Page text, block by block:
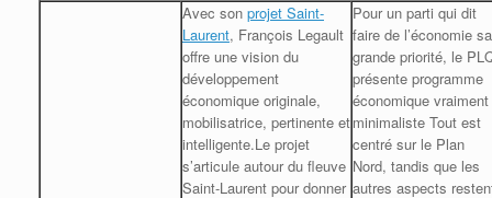
Avec son projet Saint-
Laurent, François Legault
offre une vision du
développement
économique originale,
mobilisatrice, pertinente et
intelligente.Le projet
s’articule autour du fleuve
Saint-Laurent pour donner
Pour un parti qui dit
faire de l’économie sa
grande priorité, le
présente programme
économique vraiment
minimaliste Tout est
centré sur le Plan
Nord, tandis que les
autres aspects